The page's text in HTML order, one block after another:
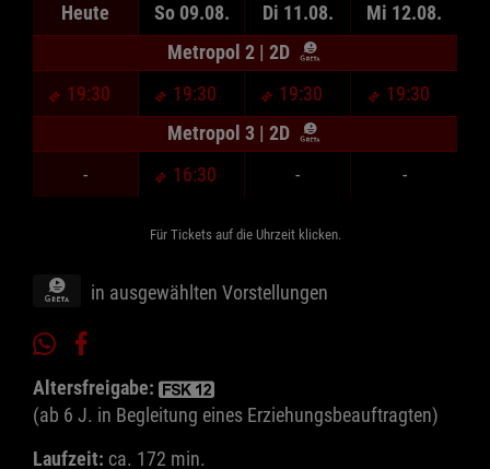
Heute So 09.08. Di 11.08. Mi 12.08.
19:30 19:30 19:30 19:30
- 16:30 - -
Metropol 2 | 2D
Metropol 3 | 2D
Für Tickets auf die Uhrzeit klicken.
in ausgewählten Vorstellungen
Altersfreigabe:
(ab 6 J. in Begleitung eines Erziehungsbeauftragten)
Laufzeit: ca. 172 min.